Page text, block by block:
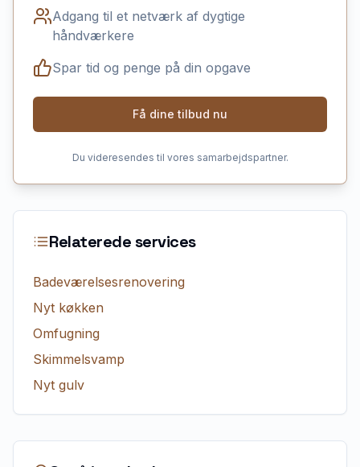
Adgang til et netværk af dygtige
håndværkere
Spar tid og penge på din opgave
Få dine tilbud nu
Du videresendes til vores samarbejdspartner.
Relaterede services
Badeværelsesrenovering
Nyt køkken
Omfugning
Skimmelsvamp
Nyt gulv